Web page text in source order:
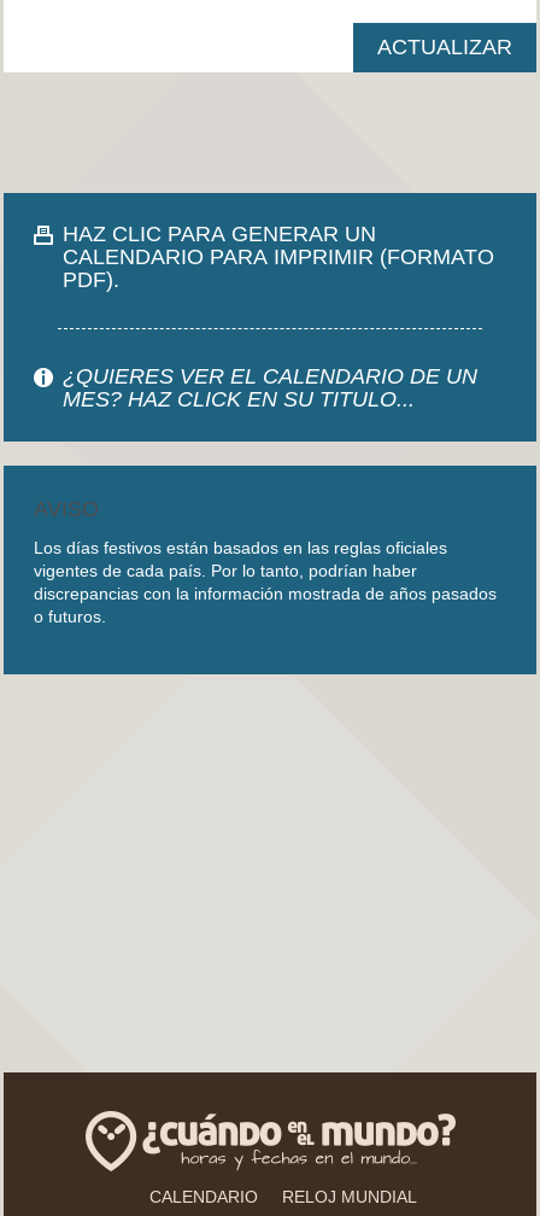
HAZ CLIC PARA GENERAR UN
CALENDARIO PARA IMPRIMIR (FORMATO
PDF).
¿QUIERES VER EL CALENDARIO DE UN
MES? HAZ CLICK EN SU TITULO...
AVISO
Los días festivos están basados en las reglas oficiales
vigentes de cada país. Por lo tanto, podrían haber
discrepancias con la información mostrada de años pasados
o futuros.
CALENDARIO
RELOJ MUNDIAL